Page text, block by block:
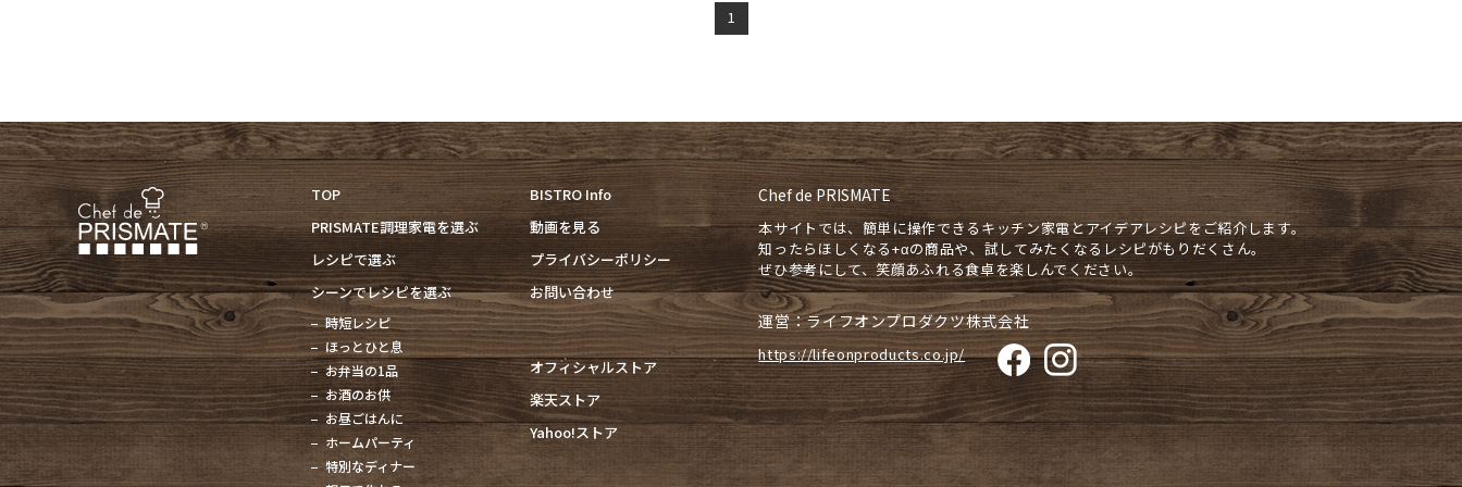
1
TOP
PRISMATE調理家電を選ぶ
レシピで選ぶ
シーンでレシピを選ぶ
時短レシピ
ほっとひと息
お弁当の1品
お酒のお供
お昼ごはんに
ホームパーティ
特別なディナー
BISTRO Info
動画を見る
プライバシーポリシー
お問い合わせ
オフィシャルストア
楽天ストア
Yahoo!ストア
Chef de PRISMATE
本サイトでは、簡単に操作できるキッチン家電とアイデアレシピをご紹介します。
知ったらほしくなる+αの商品や、試してみたくなるレシピがもりだくさん。
ぜひ参考にして、笑顔あふれる食卓を楽しんでください。
運営：ライフオンプロダクツ株式会社
https://lifeonproducts.co.jp/